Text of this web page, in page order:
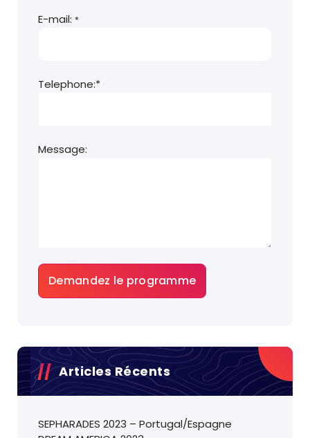
E-mail: *
Telephone:*
Message:
Articles Récents
SEPHARADES 2023 – Portugal/Espagne